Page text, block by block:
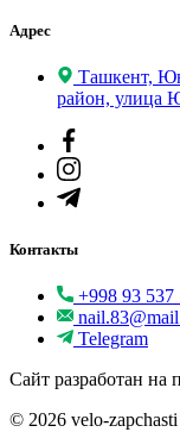
Адрес
Ташкент,
район, улица
Контакты
+998 93 537
Telegram
Сайт разработан на
© 2026 velo-zapchasti